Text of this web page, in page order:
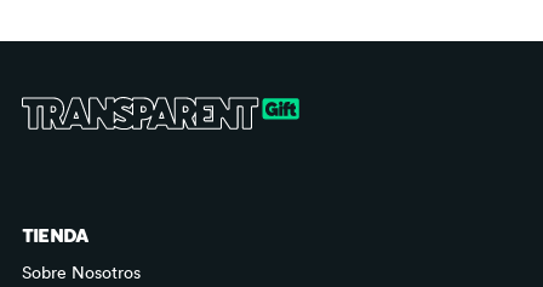
TIENDA
Sobre Nosotros